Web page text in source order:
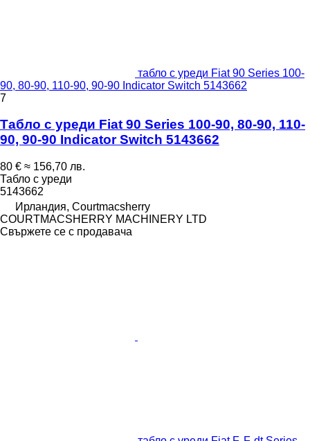
табло с уреди Fiat 90 Series 100-
90, 80-90, 110-90, 90-90 Indicator Switch 5143662
7
Табло с уреди Fiat 90 Series 100-90, 80-90, 110-
90, 90-90 Indicator Switch 5143662
80 € ≈ 156,70 лв.
Табло с уреди
5143662
Ирландия, Courtmacsherry
COURTMACSHERRY MACHINERY LTD
Свържете се с продавача